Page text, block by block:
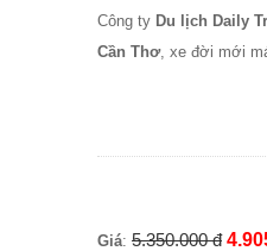
Công ty Du lịch Daily
Cần Thơ, xe đời mới
Giá: 5.350.000 đ